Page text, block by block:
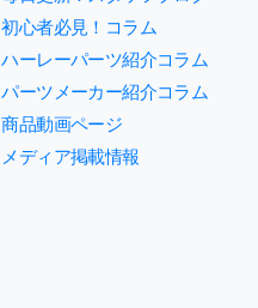
初心者必見！コラム
ハーレーパーツ紹介コラム
パーツメーカー紹介コラム
商品動画ページ
メディア掲載情報